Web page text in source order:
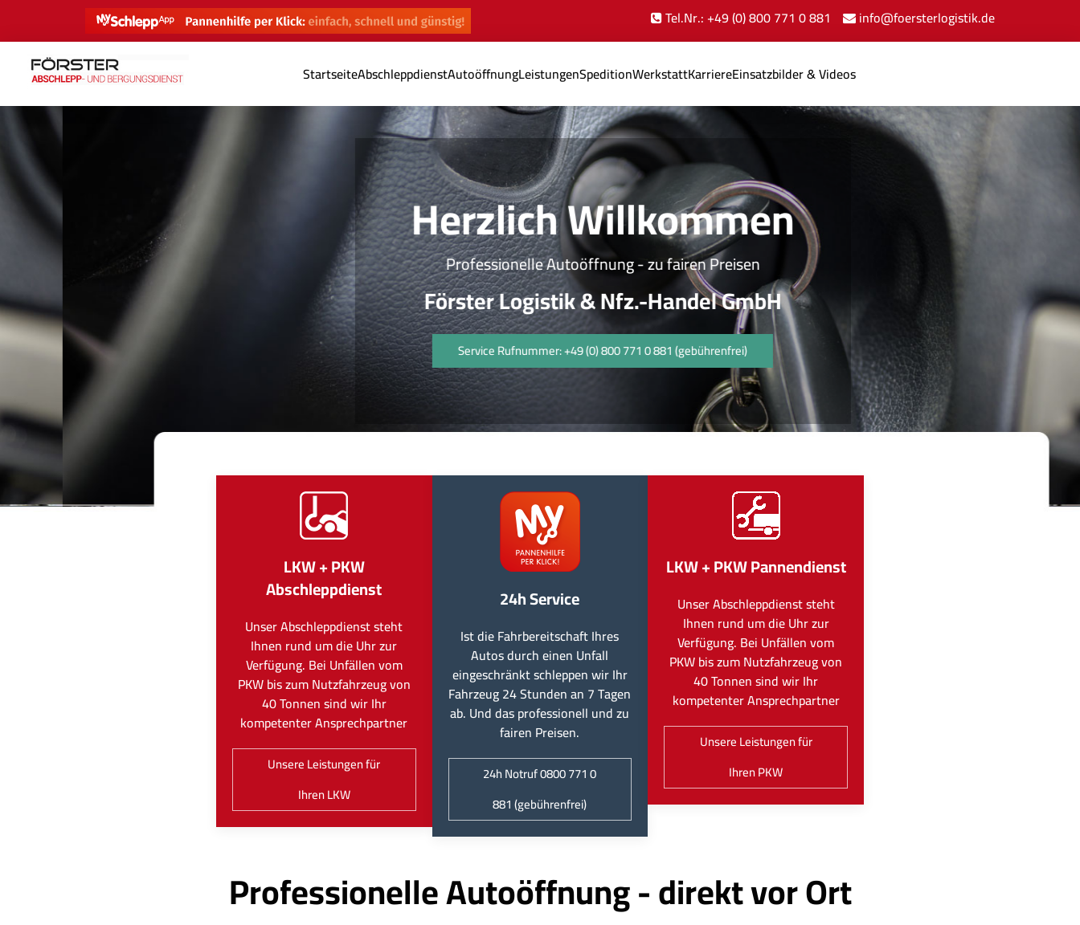
Tel.Nr.: +49 (0) 800 771 0 881 info@foersterlogistik.de
StartseiteAbschleppdienstAutoöffnungLeistungenSpeditionWerkstattKarriereEinsatzbilder & Videos
Herzlich Willkommen
Professionelle Autoöffnung - zu fairen Preisen
Förster Logistik & Nfz.-Handel GmbH
Service Rufnummer: +49 (0) 800 771 0 881 (gebührenfrei)
LKW + PKW
Abschleppdienst
Unser Abschleppdienst steht
Ihnen rund um die Uhr zur
Verfügung. Bei Unfällen vom
PKW bis zum Nutzfahrzeug von
40 Tonnen sind wir Ihr
kompetenter Ansprechpartner
Unsere Leistungen für
Ihren LKW
24h Service
Ist die Fahrbereitschaft Ihres
Autos durch einen Unfall
eingeschränkt schleppen wir Ihr
Fahrzeug 24 Stunden an 7 Tagen
ab. Und das professionell und zu
fairen Preisen.
24h Notruf 0800 771 0
881 (gebührenfrei)
LKW + PKW Pannendienst
Unser Abschleppdienst steht
Ihnen rund um die Uhr zur
Verfügung. Bei Unfällen vom
PKW bis zum Nutzfahrzeug von
40 Tonnen sind wir Ihr
kompetenter Ansprechpartner
Unsere Leistungen für
Ihren PKW
Professionelle Autoöffnung - direkt vor Ort